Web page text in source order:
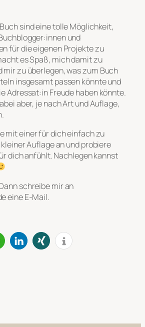
sind eine tolle Möglichkeit,
und
für die eigenen Projekte zu
es Spaß, mich damit zu
zu überlegen, was zum Buch
insgesamt passen könnte und
Adressat:in Freude haben könnte.
aber, je nach Art und Auflage,
mit einer für dich einfach zu
Auflage an und probiere
dich anfühlt. Nachlegen kannst
schreibe mir an
eine E-Mail.